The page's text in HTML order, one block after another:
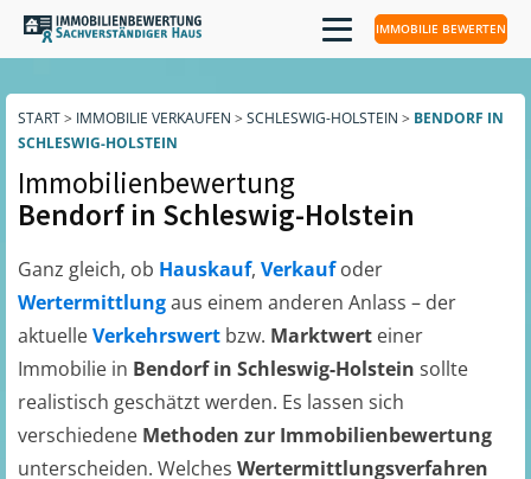
IMMOBILIE BEWERTEN
START> IMMOBILIE VERKAUFEN > SCHLESWIG-HOLSTEIN > BENDORF IN
SCHLESWIG-HOLSTEIN
Immobilienbewertung
Bendorf in Schleswig-Holstein
Ganz gleich, ob Hauskauf, Verkaufoder
Wertermittlungaus einem anderen Anlass – der
aktuelleVerkehrswert bzw. Marktwert einer
Immobilie in Bendorf in Schleswig-Holstein sollte
realistisch geschätzt werden. Es lassen sich
verschiedene Methoden zur Immobilienbewertung
unterscheiden. Welches Wertermittlungsverfahren